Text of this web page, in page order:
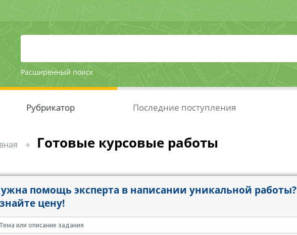
Расширенный поиск
Рубрикатор Последние поступления
Готовые курсовые работы
помощь эксперта в написании уникальной работы?
цену!